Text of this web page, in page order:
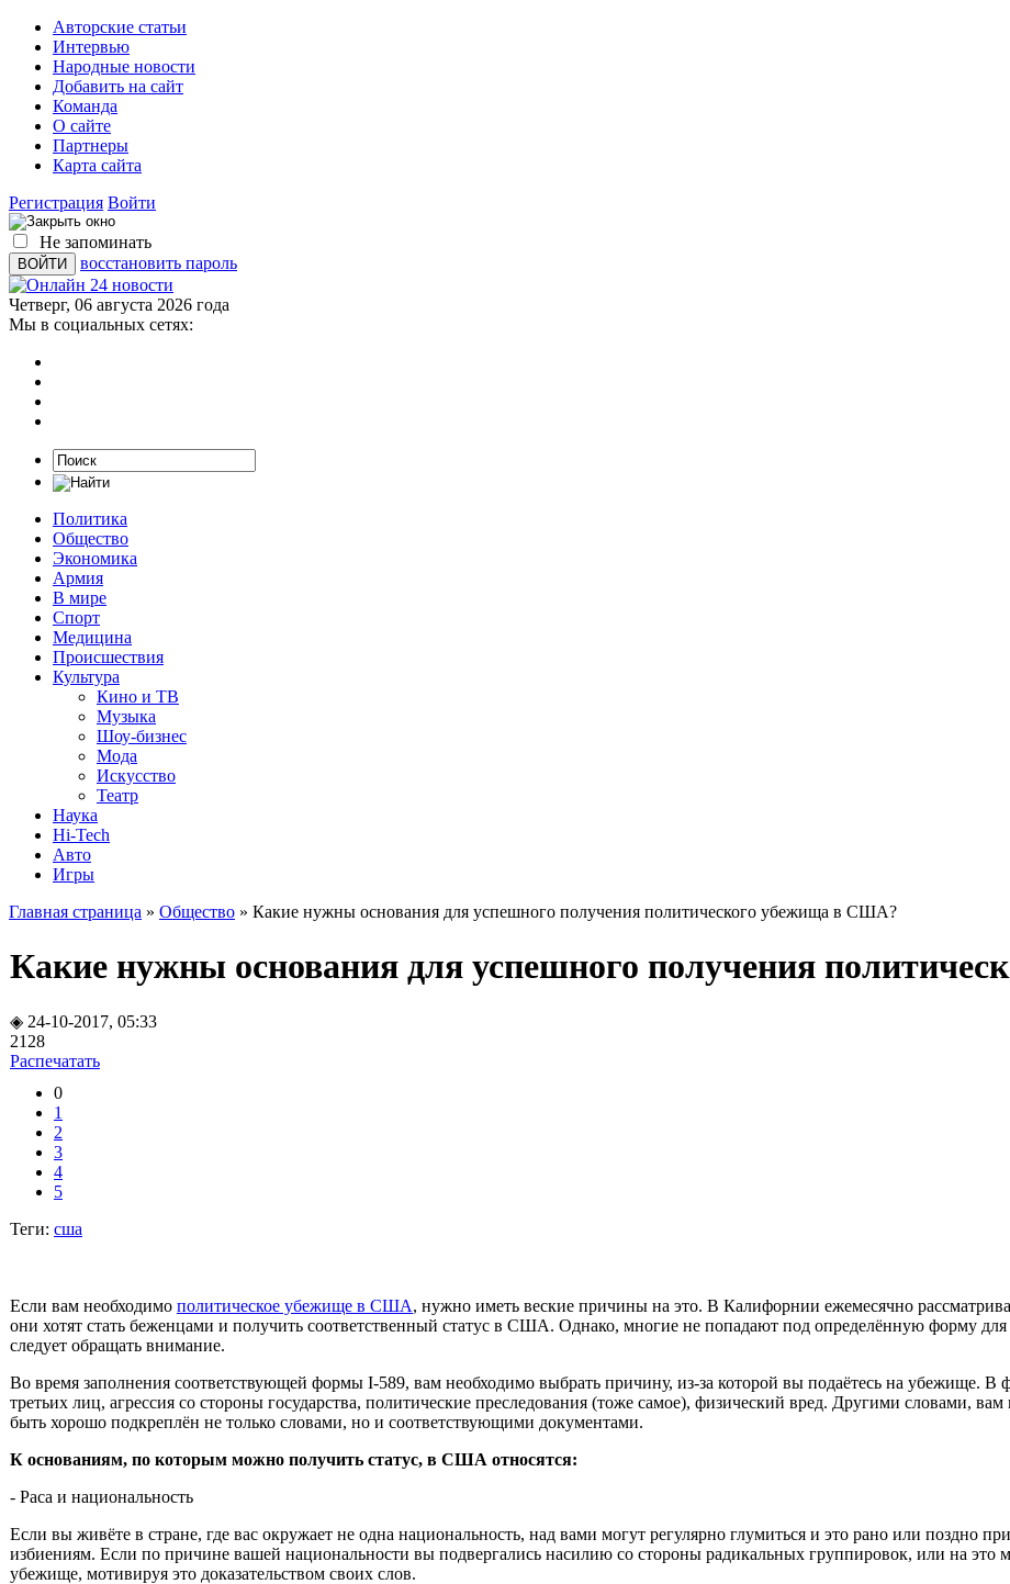
Авторские статьи
Интервью
Народные новости
Добавить на сайт
Команда
О сайте
Партнеры
Карта сайта
Регистрация Войти
Не запоминать
восстановить пароль
Четверг, 06 августа 2026 года
Мы в социальных сетях:
Политика
Общество
Экономика
Армия
В мире
Спорт
Медицина
Происшествия
Культура
Кино и ТВ
Музыка
Шоу-бизнес
Мода
Искусство
Театр
Наука
Hi-Tech
Авто
Игры
Главная страница » Общество » Какие нужны основания для успешного получения политического убежища в США?
Какие нужны основания для успешного получения
◈ 24-10-2017, 05:33
2128
Распечатать
0
1
2
3
4
5
Теги: сша
Если вам необходимо политическое убежище в США, нужно иметь веские причины на это. В Калифорнии ежемесячно
они хотят стать беженцами и получить соответственный статус в США. Однако, многие не попадают под определённую форму
следует обращать внимание.
Во время заполнения соответствующей формы I-589, вам необходимо выбрать причину, из-за которой вы подаётесь на убежище. В
третьих лиц, агрессия со стороны государства, политические преследования (тоже самое), физический вред. Другими словами,
быть хорошо подкреплён не только словами, но и соответствующими документами.
К основаниям, по которым можно получить статус, в США относятся:
- Раса и национальность
Если вы живёте в стране, где вас окружает не одна национальность, над вами могут регулярно глумиться и это рано или поздно
избиениям. Если по причине вашей национальности вы подвергались насилию со стороны радикальных группировок, или на это
убежище, мотивируя это доказательством своих слов.